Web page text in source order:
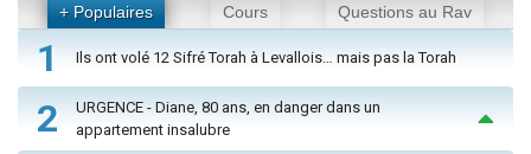
+ Populaires Cours Questions au Rav
1 Ils ont volé 12 Sifré Torah à Levallois… mais pas la Torah
2
URGENCE - Diane, 80 ans, en danger dans un
appartement insalubre